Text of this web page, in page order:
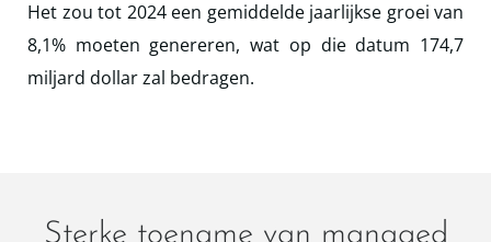
Het zou tot 2024 een gemiddelde jaarlijkse groei van
8,1% moeten genereren, wat op die datum 174,7
miljard dollar zal bedragen.
Sterke toename van managed